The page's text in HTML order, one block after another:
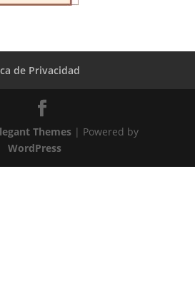
de Privacidad
Themes| Powered by
WordPress